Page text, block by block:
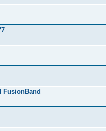
FusionBand